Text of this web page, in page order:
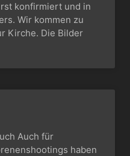
konfirmiert und in
Wir kommen zu
Kirche. Die Bilder
Auch für
haben